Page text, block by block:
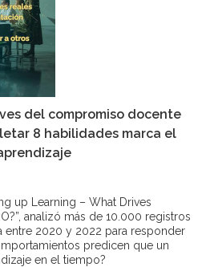
del compromiso docente
8 habilidades marca el
up Learning – What Drives
analizó más de 10.000 registros
entre 2020 y 2022 para responder
predicen que un
en el tiempo?